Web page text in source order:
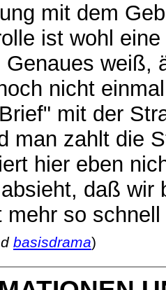
mit dem
ist wohl
Genaues weiß,
nicht
mit der
man zahlt die
hier eben
daß wir
mehr so
basisdrama)